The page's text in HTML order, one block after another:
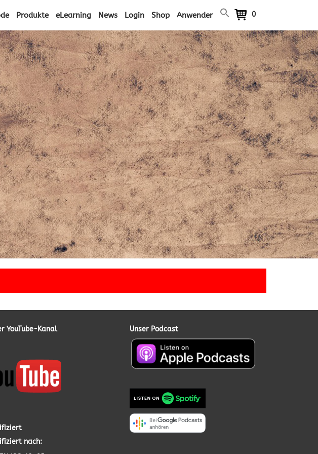
Produkte eLearning News Login Shop Anwender 0
YouTube-Kanal
nach:
Unser Podcast